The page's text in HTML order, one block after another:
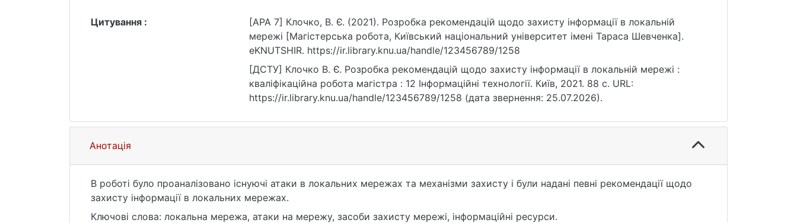
Цитування :
[APA 7] Клочко, В. Є. (2021). Розробка рекомендацій щодо захисту інформації в локальній
мережі [Магістерська робота, Київський національний університет імені Тараса Шевченка].
eKNUTSHIR. https://ir.library.knu.ua/handle/123456789/1258
[ДСТУ] Клочко В. Є. Розробка рекомендацій щодо захисту інформації в локальній мережі :
кваліфікаційна робота магістра : 12 Інформаційні технології. Київ, 2021. 88 с. URL:
https://ir.library.knu.ua/handle/123456789/1258 (дата звернення: 25.07.2026).
Анотація
В роботі було проаналізовано існуючі атаки в локальних мережах та механізми захисту і були надані певні рекомендації щодо
захисту інформації в локальних мережах.
Ключові слова: локальна мережа, атаки на мережу, засоби захисту мережі, інформаційні ресурси.